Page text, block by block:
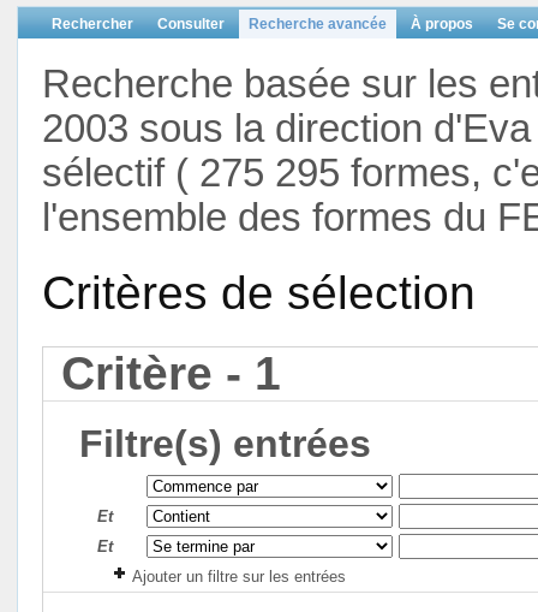
Rechercher Consulter Recherche avancée À propos Se
Recherche basée sur les
2003 sous la direction
sélectif ( 275 295 formes,
l'ensemble des formes du
Critères de sélection
Critère - 1
Filtre(s) entrées
Et
Et
Ajouter un filtre sur les entrées